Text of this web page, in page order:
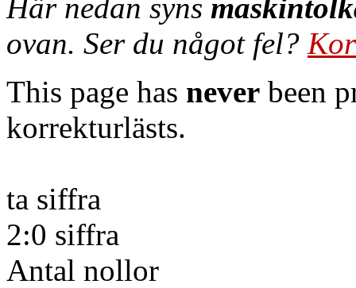
Här nedan syns
ovan. Ser du något fel?
This page has never been
korrekturlästs.
ta siffra
2:0 siffra
Antal nollor